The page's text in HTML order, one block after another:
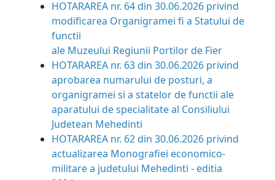
HOTARAREA nr. 64 din 30.06.2026 privind
modificarea Organigramei fi a Statului de
functii
ale Muzeului Regiunii Portilor de Fier
HOTARAREA nr. 63 din 30.06.2026 privind
aprobarea numarului de posturi, a
organigramei si a statelor de functii ale
aparatului de specialitate al Consiliului
Judetean Mehedinti
HOTARAREA nr. 62 din 30.06.2026 privind
actualizarea Monografiei economico-
militare a judetului Mehedinti - editia